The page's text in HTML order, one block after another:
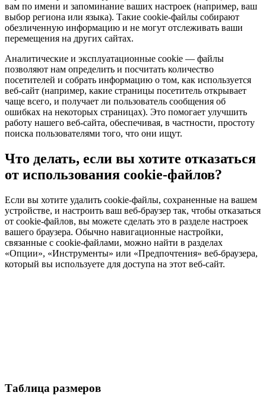
вам по имени и запоминание ваших настроек (например, ваш
выбор региона или языка). Такие cookie-файлы собирают
обезличенную информацию и не могут отслеживать ваши
перемещения на других сайтах.
Аналитические и эксплуатационные cookie — файлы
позволяют нам определить и посчитать количество
посетителей и собрать информацию о том, как используется
веб-сайт (например, какие страницы посетитель открывает
чаще всего, и получает ли пользователь сообщения об
ошибках на некоторых страницах). Это помогает улучшить
работу нашего веб-сайта, обеспечивая, в частности, простоту
поиска пользователями того, что они ищут.
Что делать, если вы хотите отказаться
от использования cookie-файлов?
Если вы хотите удалить cookie-файлы, сохраненные на вашем
устройстве, и настроить ваш веб-браузер так, чтобы отказаться
от cookie-файлов, вы можете сделать это в разделе настроек
вашего браузера. Обычно навигационные настройки,
связанные с cookie-файлами, можно найти в разделах
«Опции», «Инструменты» или «Предпочтения» веб-браузера,
который вы используете для доступа на этот веб-сайт.
Таблица размеров